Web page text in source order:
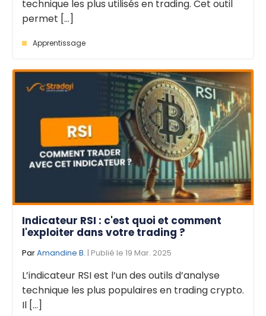
technique les plus utilisés en trading. Cet outil
permet [...]
Apprentissage
Indicateur RSI : c'est quoi et comment
l'exploiter dans votre trading ?
ParAmandine B. | Publié le 19 Mar. 2025
L’indicateur RSI est l’un des outils d’analyse
technique les plus populaires en trading crypto.
Il [...]